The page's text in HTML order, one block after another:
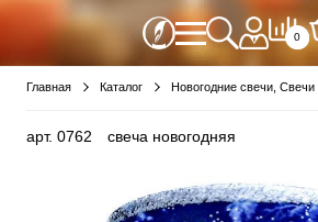
0
Главная Каталог Новогодние свечи,
арт.0762 свеча новогодняя